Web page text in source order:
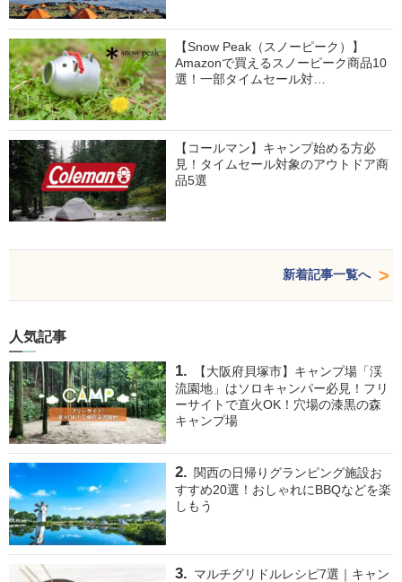
【Snow Peak（スノーピーク）】
Amazonで買えるスノーピーク商品10
選！一部タイムセール対…
【コールマン】キャンプ始める方必
見！タイムセール対象のアウトドア商
品5選
新着記事一覧へ
人気記事
【大阪府貝塚市】キャンプ場「渓
流園地」はソロキャンパー必見！フリ
ーサイトで直火OK！穴場の漆黒の森
キャンプ場
関西の日帰りグランピング施設お
すすめ20選！おしゃれにBBQなどを楽
しもう
マルチグリドルレシピ7選｜キャン